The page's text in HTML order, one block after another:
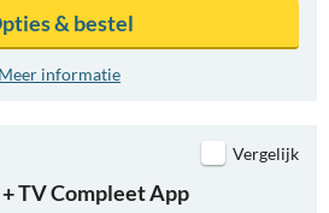
& bestel
Meer informatie
Vergelijk
TV Compleet App